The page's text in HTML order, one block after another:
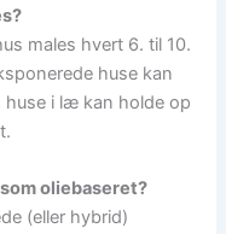
males hvert 6. til 10.
huse kan
i læ kan holde op
oliebaseret?
(eller hybrid)